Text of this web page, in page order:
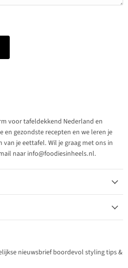
voor tafeldekkend Nederland en
en gezondste recepten en we leren je
je eettafel. Wil je graag met ons in
naar info@foodiesinheels.nl.
nieuwsbrief boordevol styling tips &